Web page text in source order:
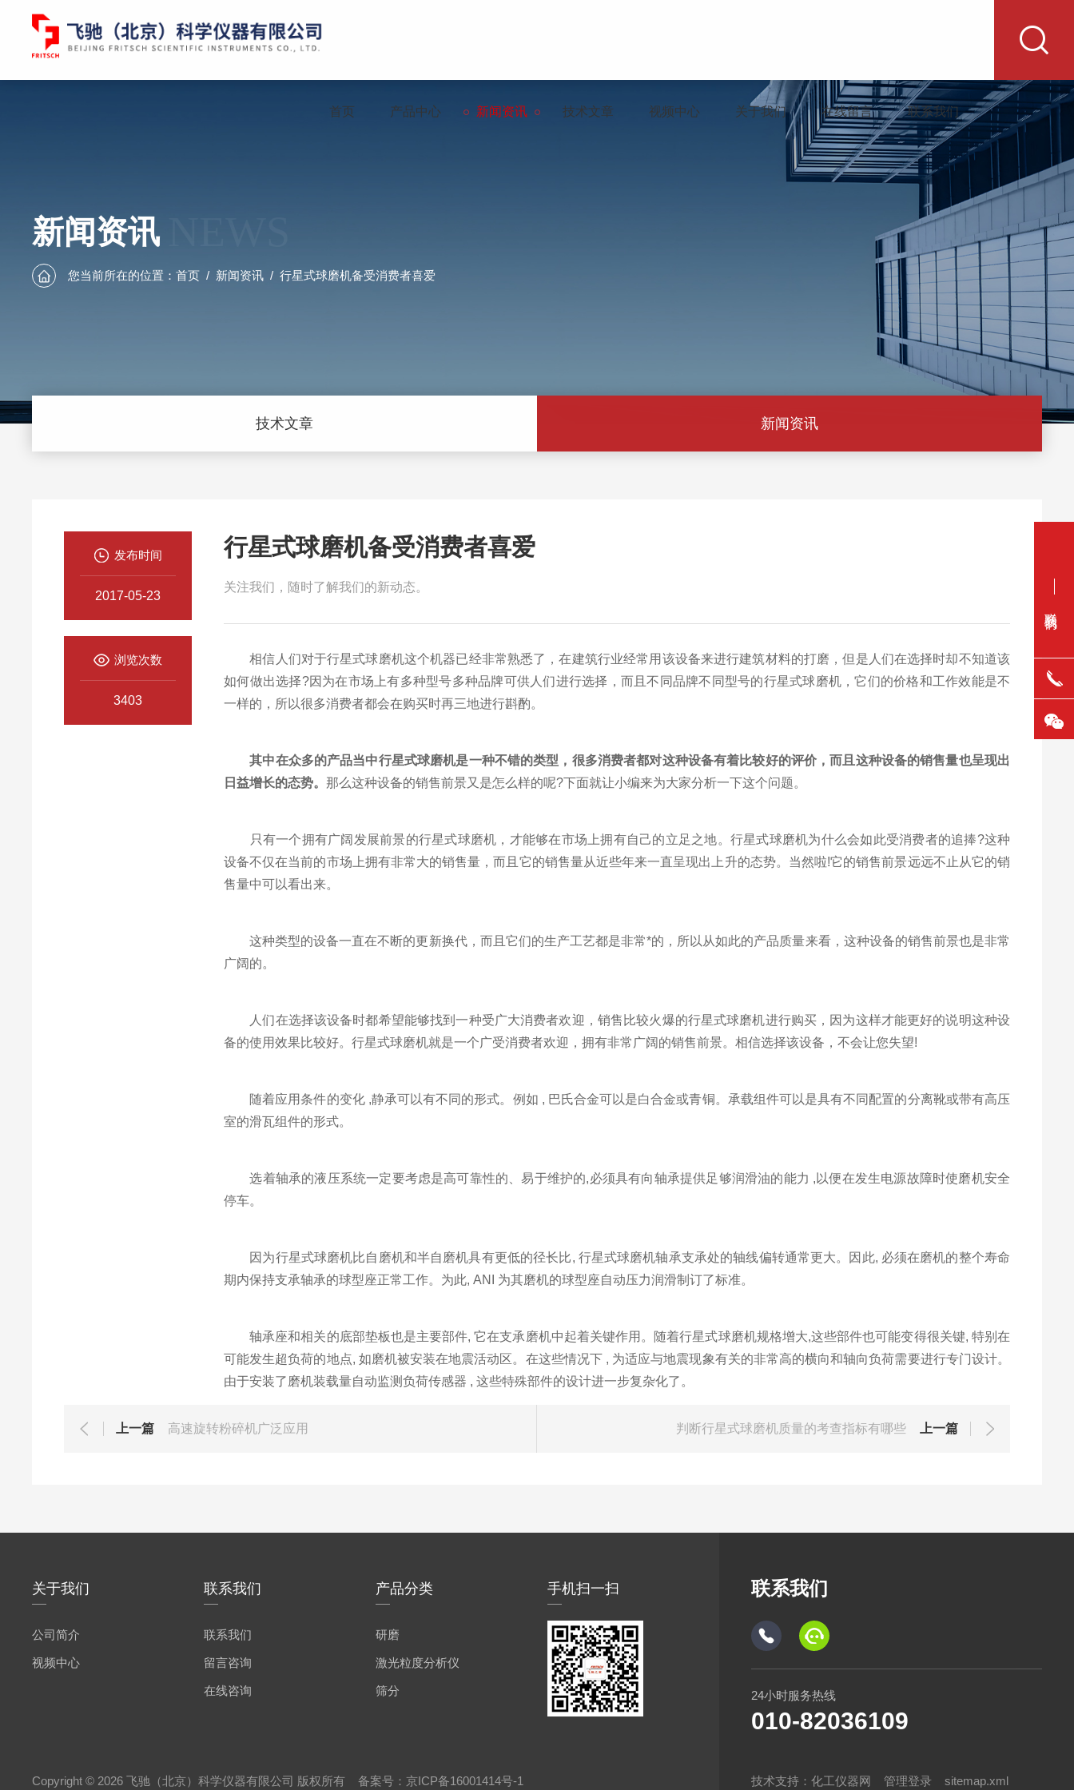
首页 产品中心 新闻资讯 技术文章 视频中心 关于我们 在线留言 联系我们
新闻资讯
您当前所在的位置： 首页 / 新闻资讯 / 行星式球磨机备受消费者喜爱
技术文章 新闻资讯
行星式球磨机备受消费者喜爱
关注我们，随时了解我们的新动态。
相信人们对于行星式球磨机这个机器已经非常熟悉了，在建筑行业经常用该设备来进行建筑材料的打磨，但是人们在选择时却不知道该
如何做出选择?因为在市场上有多种型号多种品牌可供人们进行选择，而且不同品牌不同型号的行星式球磨机，它们的价格和工作效能是不
一样的，所以很多消费者都会在购买时再三地进行斟酌。
其中在众多的产品当中行星式球磨机是一种不错的类型，很多消费者都对这种设备有着比较好的评价，而且这种设备的销售量也呈现出
日益增长的态势。 那么这种设备的销售前景又是怎么样的呢?下面就让小编来为大家分析一下这个问题。
只有一个拥有广阔发展前景的行星式球磨机，才能够在市场上拥有自己的立足之地。行星式球磨机为什么会如此受消费者的追捧?这种
设备不仅在当前的市场上拥有非常大的销售量，而且它的销售量从近些年来一直呈现出上升的态势。当然啦!它的销售前景远远不止从它的销
售量中可以看出来。
这种类型的设备一直在不断的更新换代，而且它们的生产工艺都是非常*的，所以从如此的产品质量来看，这种设备的销售前景也是非常
广阔的。
人们在选择该设备时都希望能够找到一种受广大消费者欢迎，销售比较火爆的行星式球磨机进行购买，因为这样才能更好的说明这种设
备的使用效果比较好。行星式球磨机就是一个广受消费者欢迎，拥有非常广阔的销售前景。相信选择该设备，不会让您失望!
随着应用条件的变化 ,静承可以有不同的形式。例如 , 巴氏合金可以是白合金或青铜。承载组件可以是具有不同配置的分离靴或带有高压
室的滑瓦组件的形式。
选着轴承的液压系统一定要考虑是高可靠性的、易于维护的,必须具有向轴承提供足够润滑油的能力 ,以便在发生电源故障时使磨机安全
停车。
因为行星式球磨机比自磨机和半自磨机具有更低的径长比, 行星式球磨机轴承支承处的轴线偏转通常更大。因此, 必须在磨机的整个寿命
期内保持支承轴承的球型座正常工作。为此, ANI 为其磨机的球型座自动压力润滑制订了标准。
轴承座和相关的底部垫板也是主要部件, 它在支承磨机中起着关键作用。随着行星式球磨机规格增大,这些部件也可能变得很关键, 特别在
可能发生超负荷的地点, 如磨机被安装在地震活动区。在这些情况下 , 为适应与地震现象有关的非常高的横向和轴向负荷需要进行专门设计。
由于安装了磨机装载量自动监测负荷传感器 , 这些特殊部件的设计进一步复杂化了。
发布时间
2017-05-23
浏览次数
3403
上一篇 高速旋转粉碎机广泛应用 上一篇
判断行星式球磨机质量的考查指标有哪些
关于我们
公司简介
视频中心
联系我们
联系我们
留言咨询
在线咨询
产品分类
研磨
激光粒度分析仪
筛分
手机扫一扫 联系我们
24小时服务热线
010-82036109
Copyright © 2026 飞驰（北京）科学仪器有限公司 版权所有 备案号： 京ICP备16001414号-1 技术支持： 化工仪器网 管理登录 sitemap.xml